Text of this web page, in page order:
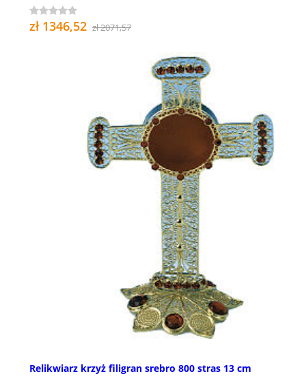
zł 1346,52 zł 2071,57
Relikwiarz krzyż filigran srebro 800 stras 13 cm